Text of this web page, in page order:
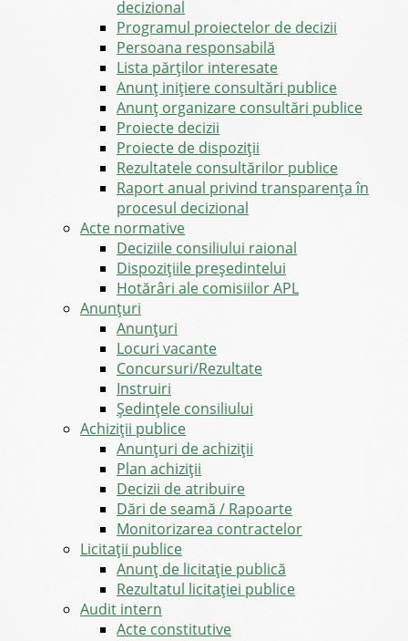
decizional
Programul proiectelor de decizii
Persoana responsabilă
Lista părților interesate
Anunț inițiere consultări publice
Anunț organizare consultări publice
Proiecte decizii
Proiecte de dispoziții
Rezultatele consultărilor publice
Raport anual privind transparenţa în
procesul decizional
Acte normative
Deciziile consiliului raional
Dispozițiile președintelui
Hotărâri ale comisiilor APL
Anunţuri
Anunţuri
Locuri vacante
Concursuri/Rezultate
Instruiri
Şedinţele consiliului
Achiziții publice
Anunțuri de achiziții
Plan achiziții
Decizii de atribuire
Dări de seamă / Rapoarte
Monitorizarea contractelor
Licitații publice
Anunț de licitație publică
Rezultatul licitației publice
Audit intern
Acte constitutive